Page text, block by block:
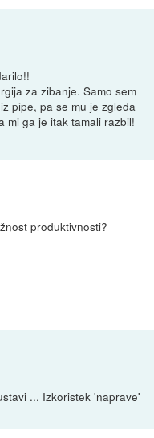
za zibanje. Samo sem
pipe, pa se mu je zgleda
mi ga je itak tamali razbil!
produktivnosti?
... Izkoristek 'naprave'